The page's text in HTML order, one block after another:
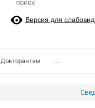
Версия для
Докторантам ...